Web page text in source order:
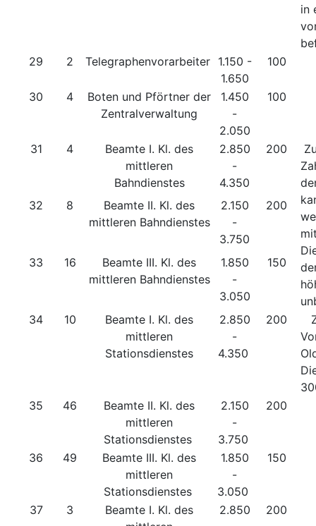
in
29
2 Telegraphenvorarbeiter 1.150 -
1.650
100
30 4
Boten und Pförtner der
Zentralverwaltung
1.450
-
2.050
100
31 4
Beamte I. Kl. des
mittleren
Bahndienstes
2.850
-
4.350
200
32 8
Beamte II. Kl. des
mittleren Bahndienstes
2.150
-
3.750
200
33 16
Beamte III. Kl. des
mittleren Bahndienstes
1.850
-
3.050
150
34 10
Beamte I. Kl. des
mittleren
Stationsdienstes
2.850
-
4.350
200
35
46
Beamte II. Kl. des
mittleren
Stationsdienstes
2.150
-
3.750
200
36 49
Beamte III. Kl. des
mittleren
Stationsdienstes
1.850
-
3.050
150
37 3
Beamte I. Kl. des
2.850
200